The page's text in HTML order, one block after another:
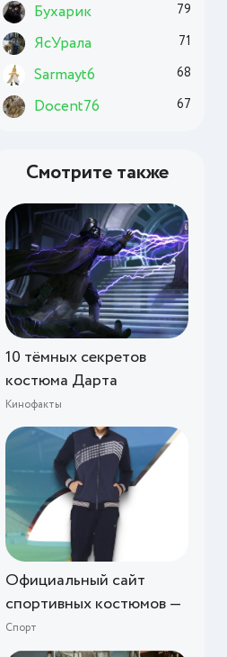
Бухарик 79
ЯсУрала 71
Sarmayt6 68
Docent76 67
Смотрите также
10 тёмных секретов
костюма Дарта
Кинофакты
Официальный сайт
спортивных костюмов —
Спорт